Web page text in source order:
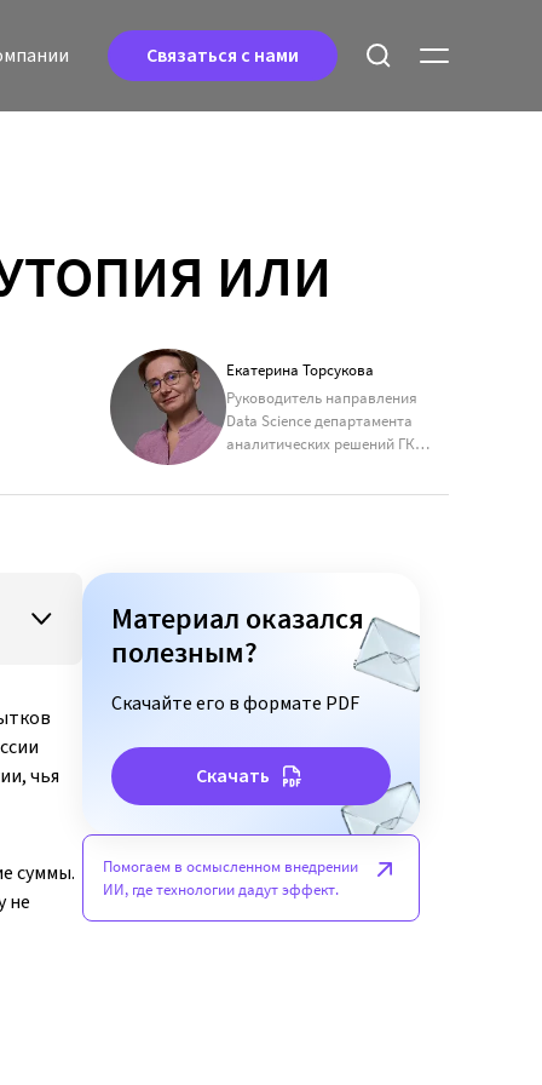
Связаться с нами
ИЛИ
Екатерина Торсукова
Руководитель направления
Data Science департамента
аналитических решений ГК
чья
суммы.
не
Материал оказался
полезным?
Скачайте его в формате PDF
Скачать
Помогаем в осмысленном внедрении
ИИ, где технологии дадут эффект.